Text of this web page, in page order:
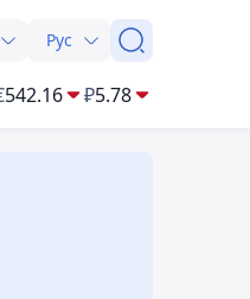
Рус
542.16 ₽5.78